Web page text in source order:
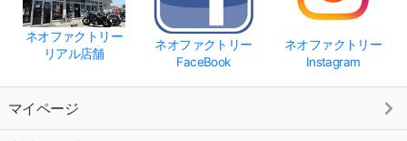
ネオファクトリー
リアル店舗
ネオファクトリー
FaceBook
ネオファクトリー
Instagram
マイページ